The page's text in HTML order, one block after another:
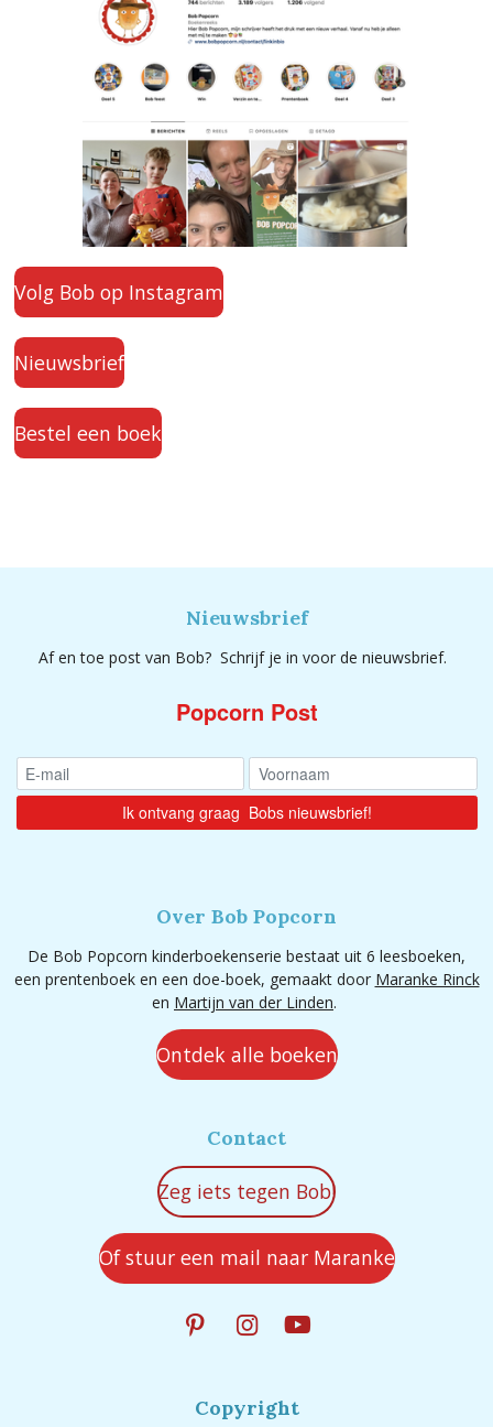
Volg Bob op Instagram
Nieuwsbrief
Bestel een boek
Nieuwsbrief
Af en toe post van Bob? Schrijf je in voor de nieuwsbrief.
Popcorn Post
Over Bob Popcorn
De Bob Popcorn kinderboekenserie bestaat uit 6 leesboeken,
een prentenboek en een doe-boek, gemaakt door Maranke Rinck
en Martijn van der Linden.
Ontdek alle boeken
Contact
Zeg iets tegen Bob!
Of stuur een mail naar Maranke
P
t
I
t
Y
T
Copyright